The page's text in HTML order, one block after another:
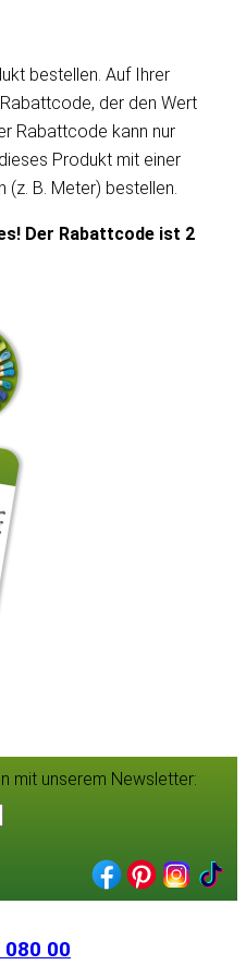
bestellen. Auf Ihrer
der den Wert
Rabattcode kann nur
Produkt mit einer
(z. B. Meter) bestellen.
Der Rabattcode ist 2
mit unserem Newsletter:
00